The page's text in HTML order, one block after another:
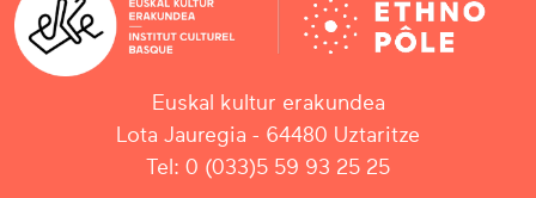
Euskal kultur erakundea
Lota Jauregia - 64480 Uztaritze
Tel: 0 (033)5 59 93 25 25